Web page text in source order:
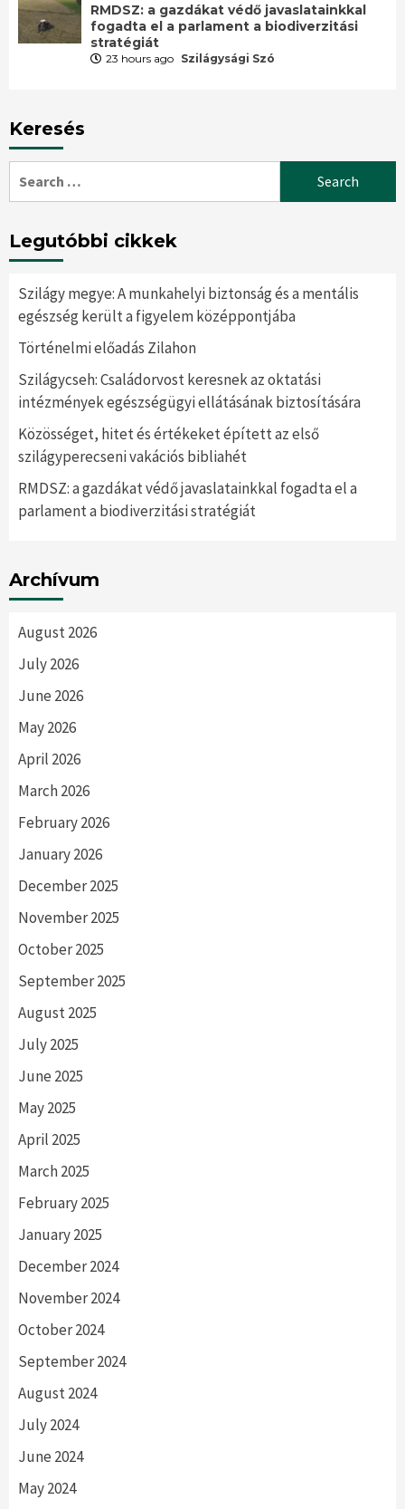
RMDSZ: a gazdákat védő javaslatainkkal
fogadta el a parlament a biodiverzitási
stratégiát
23 hours ago Szilágysági Szó
Keresés
for:
Legutóbbi cikkek
Szilágy megye: A munkahelyi biztonság és a mentális
egészség került a figyelem középpontjába
Történelmi előadás Zilahon
Szilágycseh: Családorvost keresnek az oktatási
intézmények egészségügyi ellátásának biztosítására
Közösséget, hitet és értékeket épített az első
szilágyperecseni vakációs bibliahét
RMDSZ: a gazdákat védő javaslatainkkal fogadta el a
parlament a biodiverzitási stratégiát
Archívum
August 2026
July 2026
June 2026
May 2026
April 2026
March 2026
February 2026
January 2026
December 2025
November 2025
October 2025
September 2025
August 2025
July 2025
June 2025
May 2025
April 2025
March 2025
February 2025
January 2025
December 2024
November 2024
October 2024
September 2024
August 2024
July 2024
June 2024
May 2024